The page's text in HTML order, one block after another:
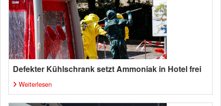
Defekter Kühlschrank setzt Ammoniak in Hotel frei
Weiterlesen